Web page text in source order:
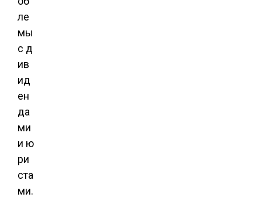
ле
мы
с д
ив
ид
ен
да
ми
и ю
ри
ста
ми.